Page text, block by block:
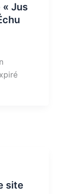
Jus
site